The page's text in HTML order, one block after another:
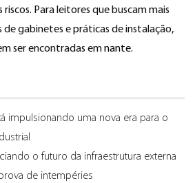
Para leitores que buscam mais
gabinetes e práticas de instalação,
ser encontradas emnante.
impulsionando uma nova era para o
o futuro da infraestrutura externa
de intempéries